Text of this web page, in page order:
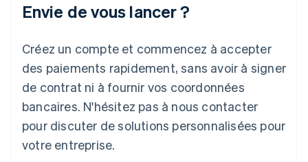
Envie de vous lancer ?
Créez un compte et commencez à accepter
des paiements rapidement, sans avoir à signer
de contrat ni à fournir vos coordonnées
bancaires. N'hésitez pas à nous contacter
pour discuter de solutions personnalisées pour
votre entreprise.
日本語 English
English
Liechtenstein
Deutsch English
Lituanie
English
Luxembourg
FrançaisDeutschEnglish
Malaisie